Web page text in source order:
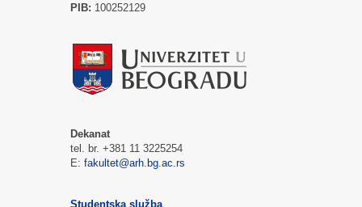
PIB: 100252129
Dekanat
tel. br. +381 11 3225254
E: fakultet@arh.bg.ac.rs
Studentska služba